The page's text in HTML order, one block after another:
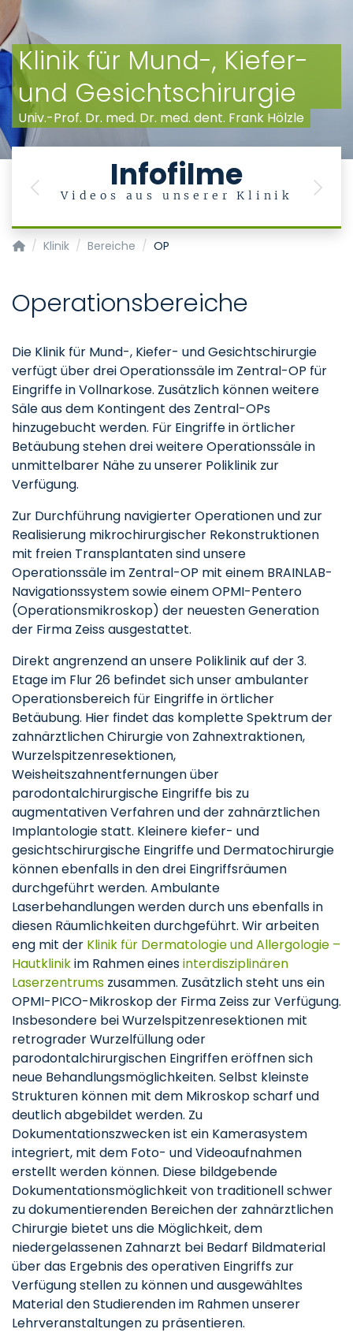
Klinik für Mund-, Kiefer-
und Gesichtschirurgie
Univ.-Prof. Dr. med. Dr. med. dent. Frank Hölzle
Infofilme
Videos aus unserer Klinik
Previous Next
Klinik und Poliklinik für Mund-, Kiefer- und Gesichtschirurgie
Klinik Bereiche OP
Operationsbereiche
Die Klinik für Mund-, Kiefer- und Gesichtschirurgie
verfügt über drei Operationssäle im Zentral-OP für
Eingriffe in Vollnarkose. Zusätzlich können weitere
Säle aus dem Kontingent des Zentral-OPs
hinzugebucht werden. Für Eingriffe in örtlicher
Betäubung stehen drei weitere Operationssäle in
unmittelbarer Nähe zu unserer Poliklinik zur
Verfügung.
Zur Durchführung navigierter Operationen und zur
Realisierung mikrochirurgischer Rekonstruktionen
mit freien Transplantaten sind unsere
Operationssäle im Zentral-OP mit einem BRAINLAB-
Navigationssystem sowie einem OPMI-Pentero
(Operationsmikroskop) der neuesten Generation
der Firma Zeiss ausgestattet.
Direkt angrenzend an unsere Poliklinik auf der 3.
Etage im Flur 26 befindet sich unser ambulanter
Operationsbereich für Eingriffe in örtlicher
Betäubung. Hier findet das komplette Spektrum der
zahnärztlichen Chirurgie von Zahnextraktionen,
Wurzelspitzenresektionen,
Weisheitszahnentfernungen über
parodontalchirurgische Eingriffe bis zu
augmentativen Verfahren und der zahnärztlichen
Implantologie statt. Kleinere kiefer- und
gesichtschirurgische Eingriffe und Dermatochirurgie
können ebenfalls in den drei Eingriffsräumen
durchgeführt werden. Ambulante
Laserbehandlungen werden durch uns ebenfalls in
diesen Räumlichkeiten durchgeführt. Wir arbeiten
eng mit der Klinik für Dermatologie und Allergologie –
Hautklinikim Rahmen einesinterdisziplinären
Laserzentrums zusammen. Zusätzlich steht uns ein
OPMI-PICO-Mikroskop der Firma Zeiss zur Verfügung.
Insbesondere bei Wurzelspitzenresektionen mit
retrograder Wurzelfüllung oder
parodontalchirurgischen Eingriffen eröffnen sich
neue Behandlungsmöglichkeiten. Selbst kleinste
Strukturen können mit dem Mikroskop scharf und
deutlich abgebildet werden. Zu
Dokumentationszwecken ist ein Kamerasystem
integriert, mit dem Foto- und Videoaufnahmen
erstellt werden können. Diese bildgebende
Dokumentationsmöglichkeit von traditionell schwer
zu dokumentierenden Bereichen der zahnärztlichen
Chirurgie bietet uns die Möglichkeit, dem
niedergelassenen Zahnarzt bei Bedarf Bildmaterial
über das Ergebnis des operativen Eingriffs zur
Verfügung stellen zu können und ausgewähltes
Material den Studierenden im Rahmen unserer
Lehrveranstaltungen zu präsentieren.